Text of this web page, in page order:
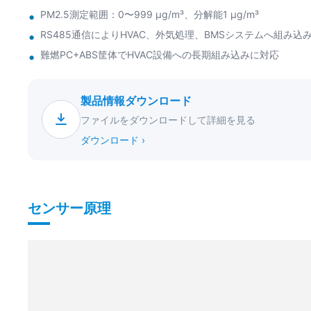
PM2.5測定範囲：0〜999 μg/m³、分解能1 μg/m³
RS485通信によりHVAC、外気処理、BMSシステムへ組み込
難燃PC+ABS筐体でHVAC設備への長期組み込みに対応
製品情報ダウンロード
ファイルをダウンロードして詳細を見る
ダウンロード ›
センサー原理